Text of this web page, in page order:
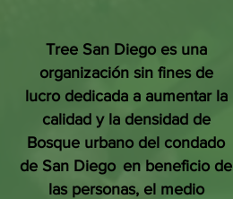
Tree San Diego es una
organización sin fines de
lucro dedicada a aumentar la
calidad y la densidad de
Bosque urbano del condado
de San Diego en beneficio de
las personas, el medio